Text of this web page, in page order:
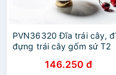
PVN36320 Đĩa trái cây,
đựng trái cây gốm sứ T2
146.250 đ